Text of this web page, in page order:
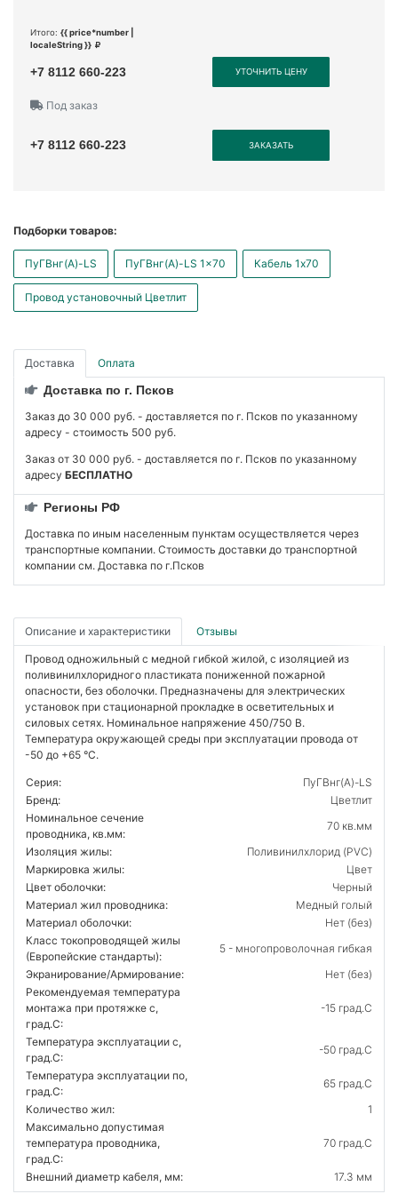
Итого: {{ price*number |
localeString }}
+7 8112 660-223 УТОЧНИТЬ ЦЕНУ
Под заказ
+7 8112 660-223 ЗАКАЗАТЬ
Подборки товаров:
ПуГВнг(А)-LS ПуГВнг(А)-LS 1x70 Кабель 1x70
Провод установочный Цветлит
Доставка Оплата
Доставка по г. Псков
Заказ до 30 000 руб. - доставляется по г. Псков по указанному
адресу - стоимость 500 руб.
Заказ от 30 000 руб. - доставляется по г. Псков по указанному
адресу БЕСПЛАТНО
Регионы РФ
Доставка по иным населенным пунктам осуществляется через
транспортные компании. Стоимость доставки до транспортной
компании см. Доставка по г.Псков
Описание и характеристики Отзывы
Провод одножильный с медной гибкой жилой, с изоляцией из
поливинилхлоридного пластиката пониженной пожарной
опасности, без оболочки. Предназначены для электрических
установок при стационарной прокладке в осветительных и
силовых сетях. Номинальное напряжение 450/750 В.
Температура окружающей среды при эксплуатации провода от
-50 до +65 °C.
Серия:
ПуГВнг(А)-LS
Бренд:
Цветлит
Номинальное сечение
проводника, кв.мм:
70 кв.мм
Изоляция жилы:
Поливинилхлорид (PVC)
Маркировка жилы:
Цвет
Цвет оболочки:
Черный
Материал жил проводника:
Медный голый
Материал оболочки:
Нет (без)
Класс токопроводящей жилы
(Европейские стандарты):
5 - многопроволочная гибкая
Экранирование/Армирование:
Нет (без)
Рекомендуемая температура
монтажа при протяжке с,
град.C:
-15 град.C
Температура эксплуатации с,
град.C:
-50 град.C
Температура эксплуатации по,
град.C:
65 град.C
Количество жил:
1
Максимально допустимая
температура проводника,
град.C:
70 град.C
Внешний диаметр кабеля, мм: 17.3 мм